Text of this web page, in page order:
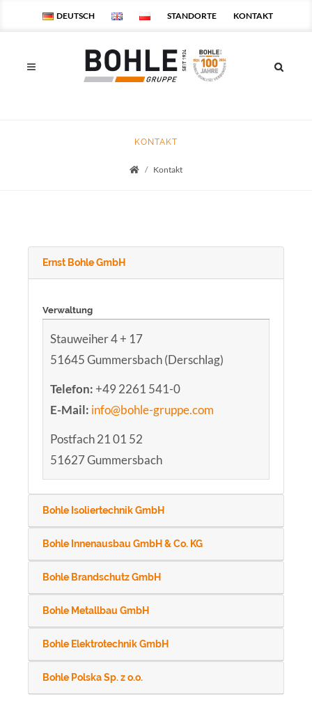
DEUTSCH STANDORTE KONTAKT
KONTAKT
Kontakt
Ernst Bohle GmbH
Verwaltung
Stauweiher 4 + 17
51645 Gummersbach (Derschlag)
Telefon:+49 2261 541-0
E-Mail: info@bohle-gruppe.com
Postfach 21 01 52
51627 Gummersbach
Bohle Isoliertechnik GmbH
Bohle Innenausbau GmbH & Co. KG
Bohle Brandschutz GmbH
Bohle Metallbau GmbH
Bohle Elektrotechnik GmbH
Bohle Polska Sp. z o.o.